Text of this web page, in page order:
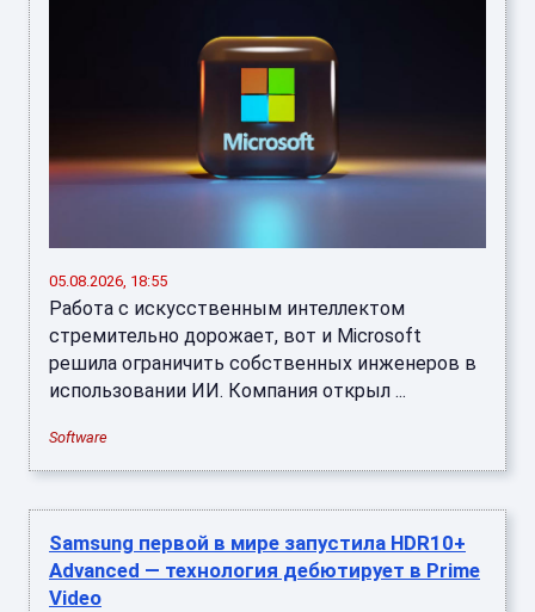
05.08.2026, 18:55
Работа с искусственным интеллектом
стремительно дорожает, вот и Microsoft
решила ограничить собственных инженеров в
использовании ИИ. Компания открыл ...
Software
Samsung первой в мире запустила HDR10+
Advanced — технология дебютирует в Prime
Video